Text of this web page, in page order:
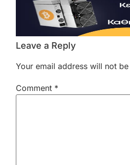
Leave a Reply
Your email address will not
Comment *